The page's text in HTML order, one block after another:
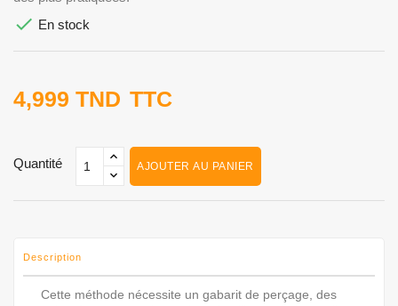
 En stock
4,999 TND TTC
Quantité AJOUTER AU PANIER
Description
Cette méthode nécessite un gabarit de perçage, des